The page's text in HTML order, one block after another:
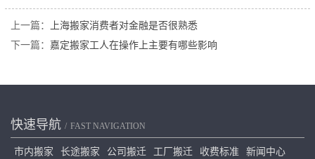
上一篇：
上海搬家消费者对金融是否很熟悉
下一篇： 嘉定搬家工人在操作上主要有哪些影响
快速导航 FAST NAVIGATION
市内搬家 长途搬家 公司搬迁 工厂搬迁 收费标准
新闻中心